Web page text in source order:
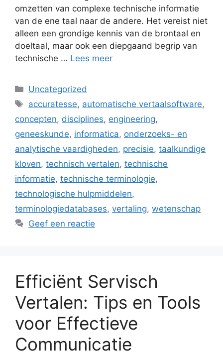
omzetten van complexe technische informatie
van de ene taal naar de andere. Het vereist niet
alleen een grondige kennis van de brontaal en
doeltaal, maar ook een diepgaand begrip van
technische … Lees meer
Categorieën
Uncategorized
Tags
accuratesse, automatische vertaalsoftware,
concepten, disciplines, engineering,
geneeskunde, informatica, onderzoeks- en
analytische vaardigheden, precisie, taalkundige
kloven, technisch vertalen, technische
informatie, technische terminologie,
technologische hulpmiddelen,
terminologiedatabases, vertaling, wetenschap
Geef een reactie
Efficiënt Servisch
Vertalen: Tips en Tools
voor Effectieve
Communicatie